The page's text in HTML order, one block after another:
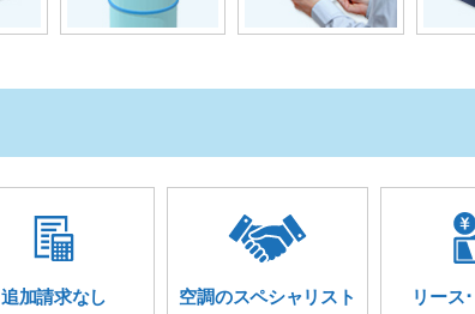
追加請求なし 空調のスペシャリスト リース･